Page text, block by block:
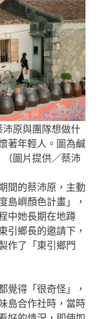
沛原與團隊想做什
著年輕人。圖為鹹
（圖片提供／蔡沛
間的蔡沛原，主動
島嶼顏色計畫」，
中她長期在地蹲
引鄉長的邀請下，
作了「東引鄉門
覺得「很奇怪」，
島合作社時，當時